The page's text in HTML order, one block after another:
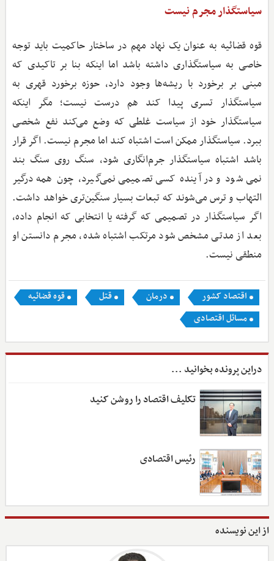
سیاستگذار مجرم نیست
قوه قضائیه به عنوان یک نهاد مهم در ساختار حاکمیت باید توجه
خاصی به سیاستگذاری داشته باشد اما اینکه بنا بر تاکیدی که
مبنی بر برخورد با ریشه‌ها وجود دارد، حوزه برخورد قهری به
سیاستگذار تسری پیدا کند هم درست نیست؛ مگر اینکه
سیاستگذار خود از سیاست غلطی که وضع می‌کند نفع شخصی
ببرد. سیاستگذار ممکن است اشتباه کند اما مجرم نیست. اگر قرار
باشد اشتباه سیاستگذار جرم‌انگاری شود، سنگ روی سنگ بند
نمی‌شود و در آینده کسی تصمیمی نمی‌گیرد، چون همه درگیر
التهاب و ترس می‌شوند که تبعات بسیار سنگین‌تری خواهد داشت.
اگر سیاستگذار در تصمیمی که گرفته یا انتخابی که انجام داده،
بعد از مدتی مشخص شود مرتکب اشتباه شده، مجرم دانستن او
منطقی نیست.
اقتصاد کشور درمان قتل
قوه قضائیه
مسائل اقتصادی
دراین پرونده بخوانید ...
تکلیف اقتصاد را روشن کنید
رئیس اقتصادی
از این نویسنده